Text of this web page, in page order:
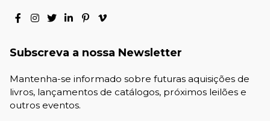
Subscreva a nossa Newsletter
Mantenha-se informado sobre futuras aquisições de
livros, lançamentos de catálogos, próximos leilões e
outros eventos.